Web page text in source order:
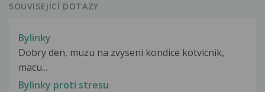
SOUVISEJÍCÍ DOTAZY
Bylinky
Dobry den, muzu na zvyseni kondice kotvicnik,
macu...
Bylinky proti stresu